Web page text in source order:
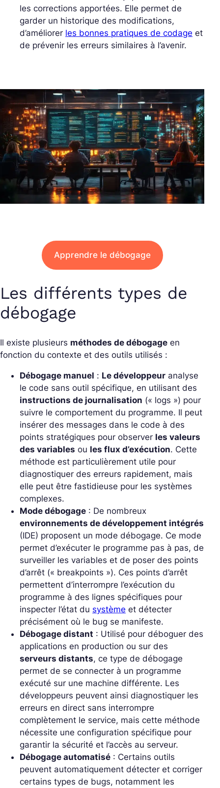
les corrections apportées. Elle permet de
garder un historique des modifications,
d’améliorer les bonnes pratiques de codage et
de prévenir les erreurs similaires à l’avenir.
Apprendre le débogage
Les différents types de
débogage
Il existe plusieurs méthodes de débogage en
fonction du contexte et des outils utilisés :
Débogage manuel : Le développeur analyse
le code sans outil spécifique, en utilisant des
instructions de journalisation (« logs ») pour
suivre le comportement du programme. Il peut
insérer des messages dans le code à des
points stratégiques pour observer les valeurs
des variables ou les flux d’exécution. Cette
méthode est particulièrement utile pour
diagnostiquer des erreurs rapidement, mais
elle peut être fastidieuse pour les systèmes
complexes.
Mode débogage : De nombreux
environnements de développement intégrés
(IDE) proposent un mode débogage. Ce mode
permet d’exécuter le programme pas à pas, de
surveiller les variables et de poser des points
d’arrêt (« breakpoints »). Ces points d’arrêt
permettent d’interrompre l’exécution du
programme à des lignes spécifiques pour
inspecter l’état du système et détecter
précisément où le bug se manifeste.
Débogage distant : Utilisé pour déboguer des
applications en production ou sur des
serveurs distants, ce type de débogage
permet de se connecter à un programme
exécuté sur une machine différente. Les
développeurs peuvent ainsi diagnostiquer les
erreurs en direct sans interrompre
complètement le service, mais cette méthode
nécessite une configuration spécifique pour
garantir la sécurité et l’accès au serveur.
Débogage automatisé : Certains outils
peuvent automatiquement détecter et corriger
certains types de bugs, notamment les